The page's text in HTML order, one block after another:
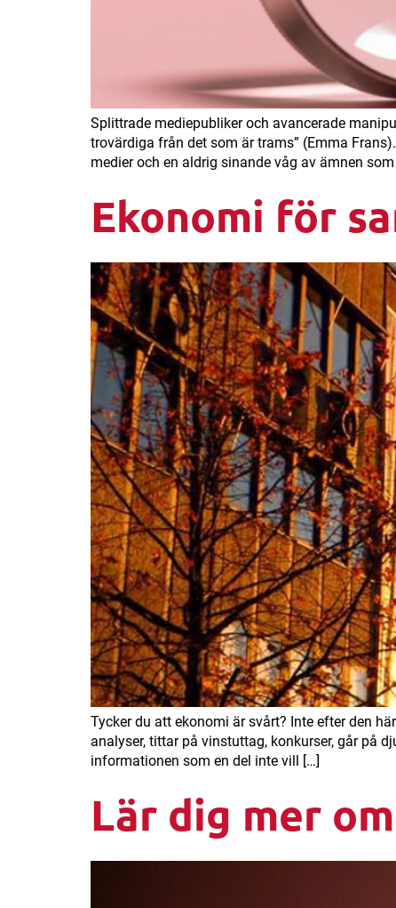
Splittrade mediepubliker och avancerade
trovärdiga från det som är trams” (Emma
medier och en aldrig sinande våg av ämnen
Ekonomi för
Tycker du att ekonomi är svårt? Inte efter den
analyser, tittar på vinstuttag, konkurser, går på
informationen som en del inte vill […]
Lär dig mer